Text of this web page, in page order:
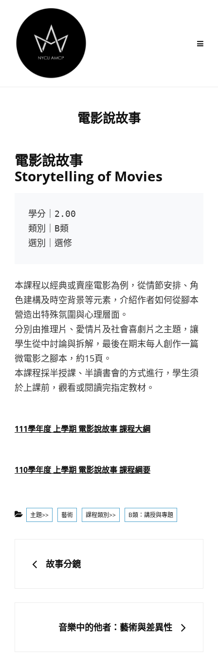
content
電影說故事
電影說故事
Storytelling of Movies
學分｜2.00
類別｜B類
選別｜選修
本課程以經典或賣座電影為例，從情節安排、角
色建構及時空背景等元素，介紹作者如何從腳本
營造出特殊氛圍與心理層面。
分別由推理片、愛情片及社會喜劇片之主題，讓
學生從中討論與拆解，最後在期末每人創作一篇
微電影之腳本，約15頁。
本課程採半授課、半讀書會的方式進行，學生須
於上課前，觀看或閱讀完指定教材。
111學年度 上學期 電影說故事 課程大綱
110學年度 上學期 電影說故事 課程綱要
Categories
主題>> 藝術 課程類別>> B類：講授與專題
PREVIOUS
故事分鏡
NEXT音樂中的他者：藝術與差異性